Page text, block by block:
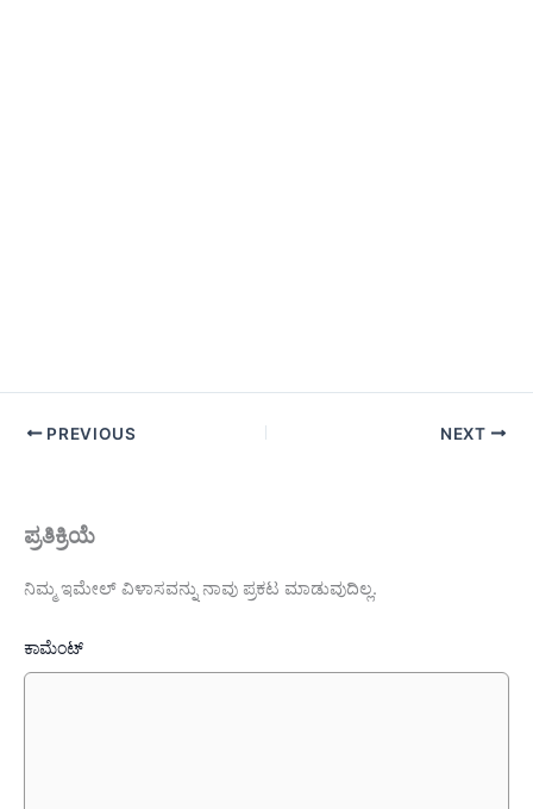
PREVIOUS NEXT
ಪ್ರತಿಕ್ರಿಯೆ
ನಿಮ್ಮ ಇಮೇಲ್ ವಿಳಾಸವನ್ನು ನಾವು ಪ್ರಕಟ ಮಾಡುವುದಿಲ್ಲ.
ಕಾಮೆಂಟ್